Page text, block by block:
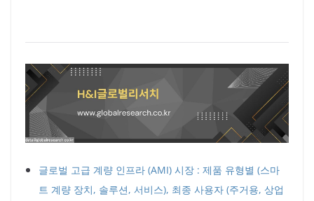
글로벌 고급 계량 인프라 (AMI) 시장 : 제품 유형별 (스마
트 계량 장치, 솔루션, 서비스), 최종 사용자 (주거용, 상업